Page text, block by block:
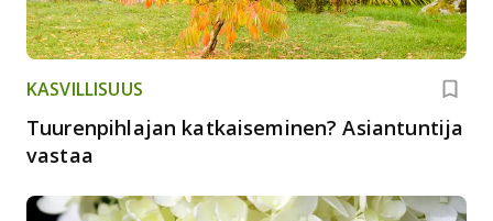
KASVILLISUUS
Tuurenpihlajan katkaiseminen? Asiantuntija
vastaa